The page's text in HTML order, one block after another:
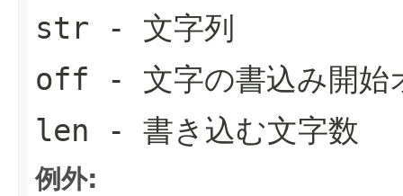
str - 文字列
off - 文字の書込み開始
len - 書き込む文字数
例外: